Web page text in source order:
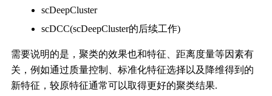
scDeepCluster
scDCC(scDeepCluster的后续工作)
需要说明的是，聚类的效果也和特征、距离度量等因素有
关，例如通过质量控制、标准化特征选择以及降维得到的
新特征，较原特征通常可以取得更好的聚类结果.